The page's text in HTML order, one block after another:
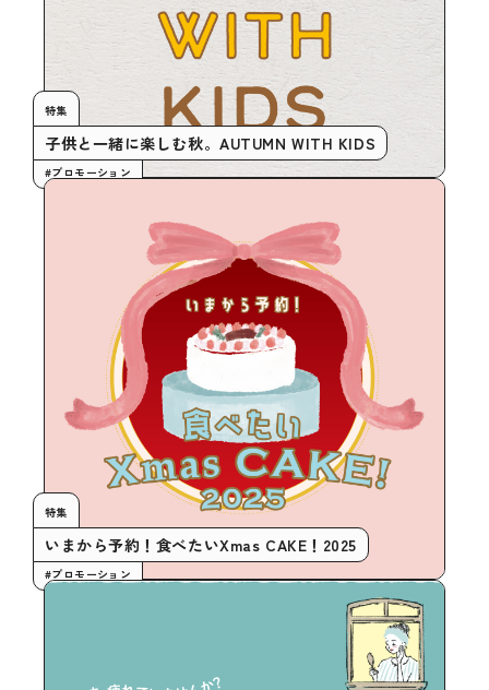
特集
子供と一緒に楽しむ秋。AUTUMN WITH KIDS
#プロモーション
特集
いまから予約！食べたいXmas CAKE！2025
#プロモーション